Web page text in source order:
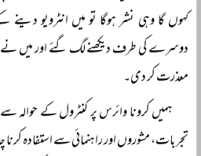
کہوں گا وہی نشر ہوگا تو میں انٹرویو
دوسرے کی طرف دیکھنے لگ گئے اور میں
معذرت کر دی۔
ہمیں کرونا وائرس پر کنٹرول کے
تجربات، مشوروں اور راہنمائی سے استفادہ